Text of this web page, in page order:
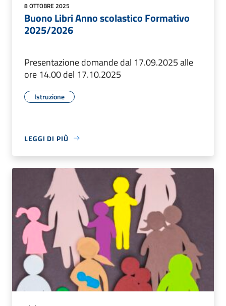
8 OTTOBRE 2025
Buono Libri Anno scolastico Formativo
2025/2026
Presentazione domande dal 17.09.2025 alle
ore 14.00 del 17.10.2025
Istruzione
LEGGI DI PIÙ